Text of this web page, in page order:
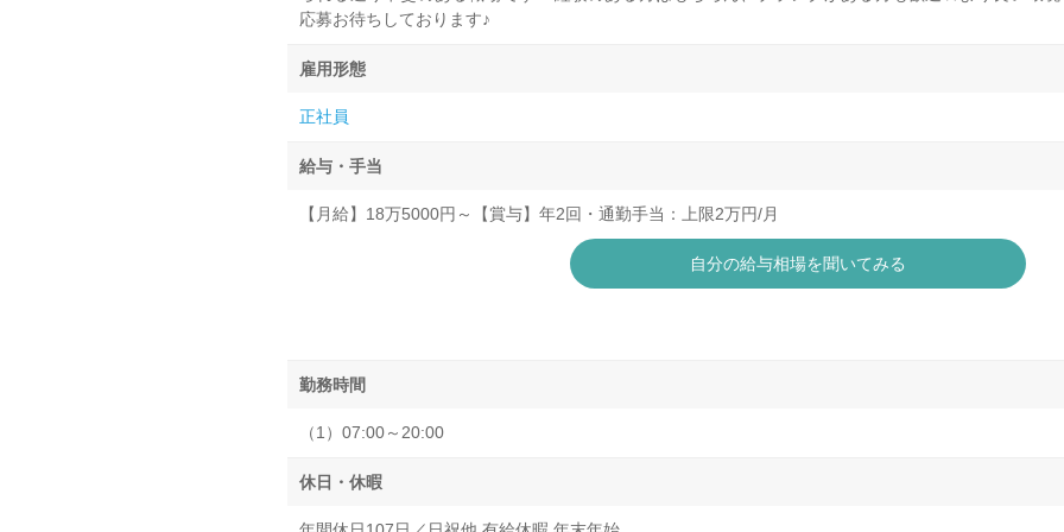
応募お待ちしております♪
雇用形態
正社員
給与・手当
【月給】18万5000円～【賞与】年2回・通勤手当：上限2万円/月
自分の給与相場を聞いてみる
勤務時間
（1）07:00～20:00
休日・休暇